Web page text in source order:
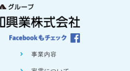
事業内容